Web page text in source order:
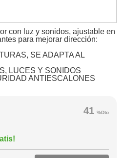
con luz y sonidos, ajustable en
para mejorar dirección:
SE ADAPTA AL
LUCES Y SONIDOS
ANTIESCALONES
41 %Dto